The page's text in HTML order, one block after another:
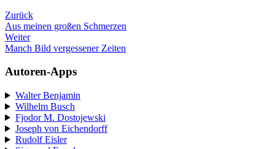
Zurück
Aus meinen großen Schmerzen
Weiter
Manch Bild vergessener Zeiten
Autoren-Apps
Walter Benjamin
Wilhelm Busch
Fjodor M. Dostojewski
Joseph von Eichendorff
Rudolf Eisler